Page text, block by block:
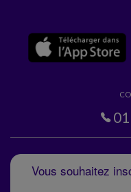
01
Vous souhaitez